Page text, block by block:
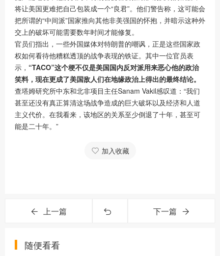
将让美国更难把自己包装成一个“良君”。他们警告称，这可能会
把所谓的“中间派”国家推向其他非美强国的怀抱，并暗示这种外
交上的破坏可能需要数年时间才能修复。
官员们指出，一些外国媒体对特朗普的嘲讽，正是这些国家政
权如何看待他糟糕透顶的战争表现的铁证。其中一位官员表
示， “TACO”这个梗不仅是美国国内反对派用来恶心他的政治
笑料，现在更成了美国敌人们在地缘政治上得出的最终结论。
查塔姆研究所中东和北非项目主任Sanam Vakil感叹道：“我们
甚至还没有真正算清这场战争造成的巨大破坏以及经济和人道
主义代价。在我看来，该地区的关系至少倒退了十年，甚至可
能是二十年。”
加入收藏
上一篇 下一篇
随便看看